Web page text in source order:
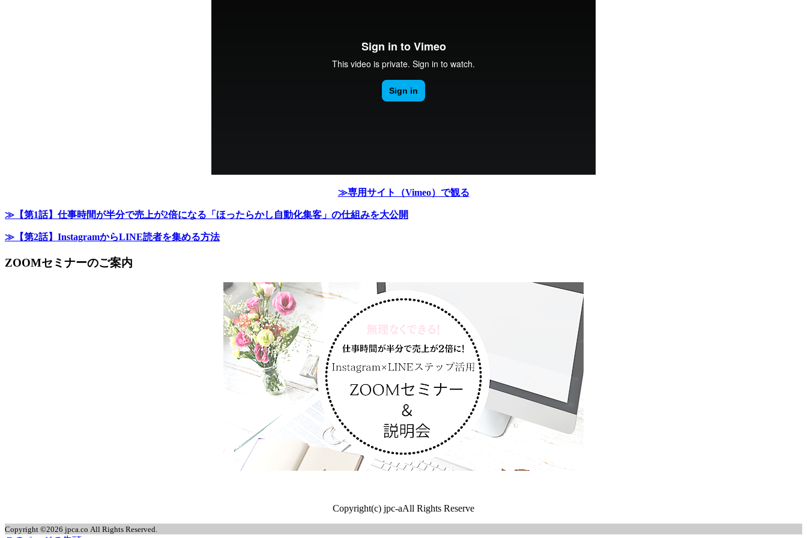
≫専用サイト（Vimeo）で観る
≫【第1話】仕事時間が半分で売上が2倍になる「ほったらかし自動化集客」の仕組みを大公開
≫【第2話】InstagramからLINE読者を集める方法
ZOOMセミナーのご案内
Copyright(c) jpc-aAll Rights Reserve
Copyright ©2026 jpca.co All Rights Reserved.